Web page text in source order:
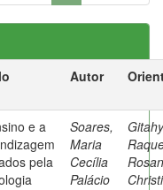
Autor
e a
pela
Soares,
Maria
Cecília
Palácio
Rosan